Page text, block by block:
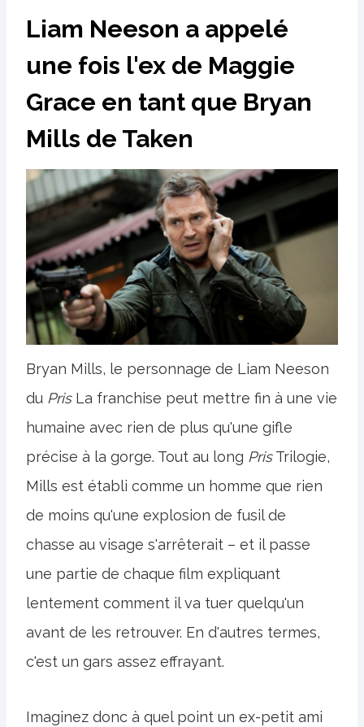
Liam Neeson a appelé
une fois l'ex de Maggie
Grace en tant que Bryan
Mills de Taken
Bryan Mills, le personnage de Liam Neeson
du PrisLa franchise peut mettre fin à une vie
humaine avec rien de plus qu'une gifle
précise à la gorge. Tout au long PrisTrilogie,
Mills est établi comme un homme que rien
de moins qu'une explosion de fusil de
chasse au visage s'arrêterait – et il passe
une partie de chaque film expliquant
lentement comment il va tuer quelqu'un
avant de les retrouver. En d'autres termes,
c'est un gars assez effrayant.
Imaginez donc à quel point un ex-petit ami